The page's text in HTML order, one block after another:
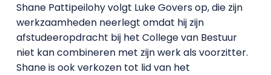
Shane Pattipeilohy volgt Luke Govers op, die zijn
werkzaamheden neerlegt omdat hij zijn
afstudeeropdracht bij het College van Bestuur
niet kan combineren met zijn werk als voorzitter.
Shane is ook verkozen tot lid van het